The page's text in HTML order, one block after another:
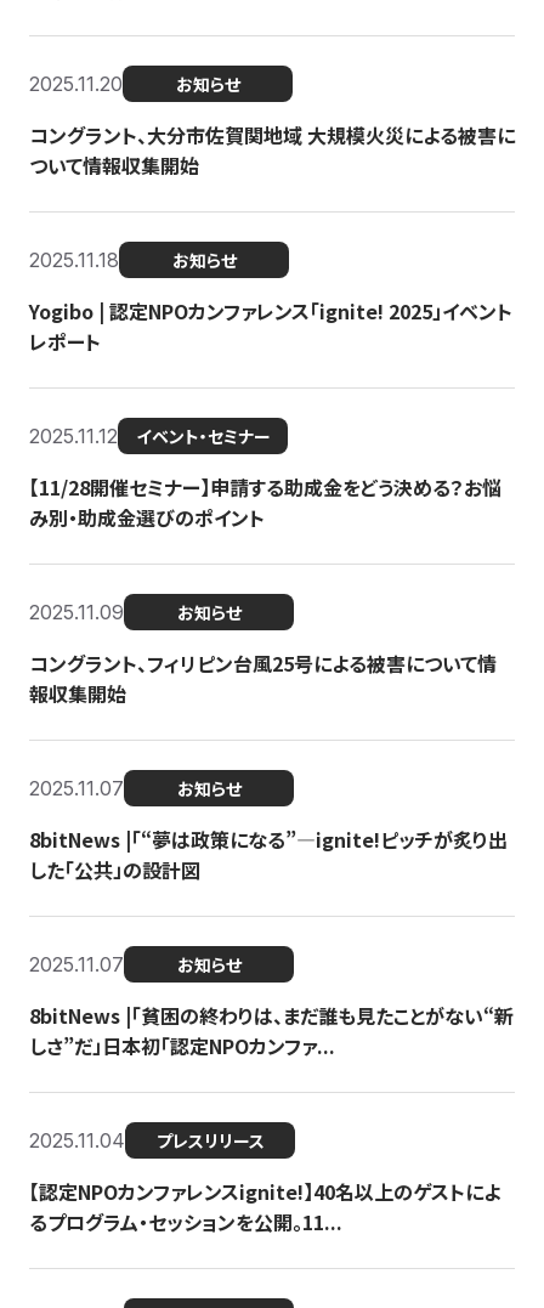
2025.11.20 お知らせ
コングラント、大分市佐賀関地域 大規模火災による被害に
ついて情報収集開始
2025.11.18 お知らせ
Yogibo | 認定NPOカンファレンス「ignite! 2025」イベント
レポート
2025.11.12 イベント・セミナー
【11/28開催セミナー】申請する助成金をどう決める？お悩
み別・助成金選びのポイント
2025.11.09 お知らせ
コングラント、フィリピン台風25号による被害について情
報収集開始
2025.11.07 お知らせ
8bitNews |「“夢は政策になる”—ignite!ピッチが炙り出
した「公共」の設計図
2025.11.07 お知らせ
8bitNews |「貧困の終わりは、まだ誰も見たことがない“新
しさ”だ」日本初「認定NPOカンファ...
2025.11.04 プレスリリース
【認定NPOカンファレンスignite!】40名以上のゲストによ
るプログラム・セッションを公開。11...